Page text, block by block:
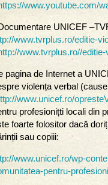
www.youtube.com/
UNICEF
www.tvrplus.ro/editie-
www.tvrplus.ro//
pagina de Internet a
violența verbal
www.unicef.ro/
profesionițti locali din
foarte folositor dacă
sau copiii:
www.unicef.ro/wp-
pentru-